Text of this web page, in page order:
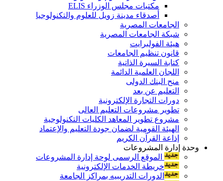
مكتبات مجلس الوزراء ELIS
أصدقاء مدينة زويل للعلوم والتكنولوجيا
الجامعات المصرية
شبكة الجامعات المصرية
هيئة الفولبرايت
قانون تنظيم الجامعات
كتابة السيرة الذاتية
اللجان العلمية الدائمة
منح البنك الدولى
التعليم عن بعد
دورات التجارة الإلكترونية
تطوير مشروعات التعليم العالى
مشروع تطوير المعاهد الكليات التكنولوجية
الهيئة القومية لضمان جودة التعليم والإعتماد
إذاعة القرآن الكريم
وحدة إدارة المشروعات
الموقع الرسمى لوحة إدارة المشروعات
خريطة الخدمات الإلكترونية
الدورات التدريبيه بمراكز الجامعة